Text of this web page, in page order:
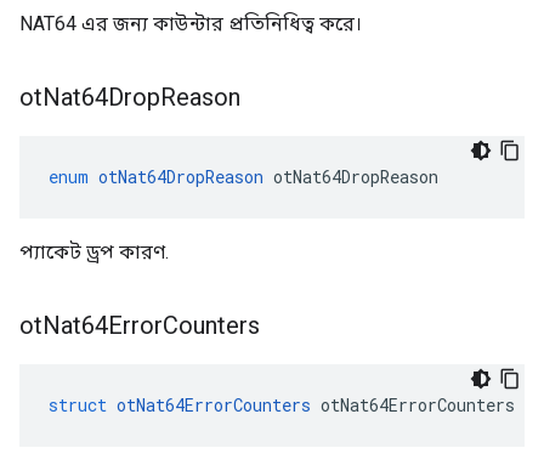
NAT64 এর জন্য কাউন্টার প্রতিনিধিত্ব করে।
otNat64DropReason
enum otNat64DropReason otNat64DropReason
প্যাকেট ড্রপ কারণ.
otNat64ErrorCounters
struct otNat64ErrorCounters otNat64ErrorCounters